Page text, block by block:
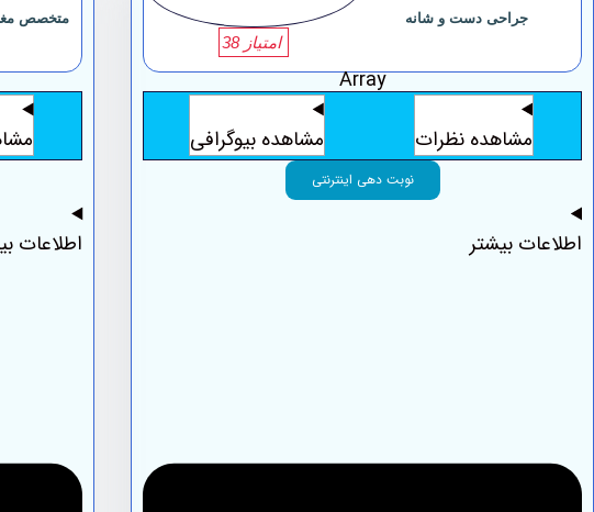
جراحی دست و شانه
امتیاز 38
Array
مشاهده نظرات
مشاهده بیوگرافی
نوبت دهی اینترنتی
اطلاعات بیشتر
متخصص
اطلاعات